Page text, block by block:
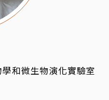
和微生物演化實驗室